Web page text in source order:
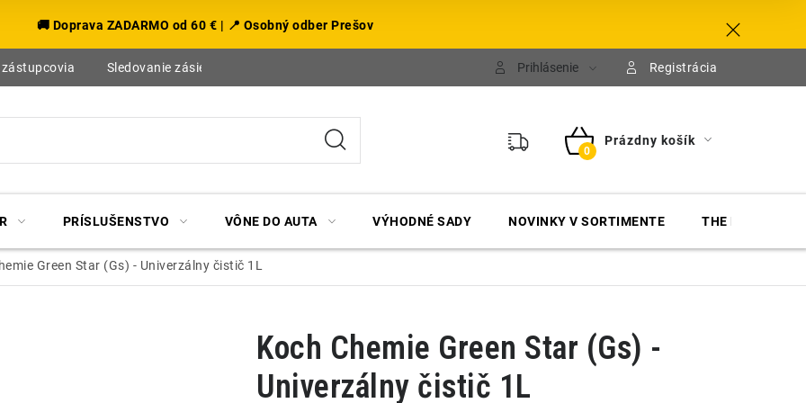
🚚 Doprava ZADARMO od 60 € | 📍 Osobný odber Prešov
Sledovanie zásielky Prihlásenie Registrácia
NÁKUPNÝ
Prázdny košík
PRÍSLUŠENSTVO VÔNE DO AUTA VÝHODNÉ SADY NOVINKY V SORTIMENTE THE FINISHER
Green Star (Gs) - Univerzálny čistič 1L
Koch Chemie Green Star (Gs) -
Univerzálny čistič 1L